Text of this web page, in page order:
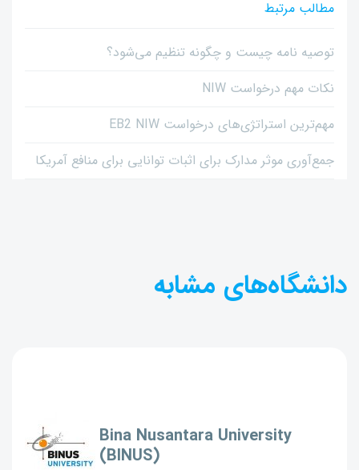
مطالب مرتبط
توصیه نامه چیست و چگونه تنظیم می‌شود؟
نکات مهم درخواست NIW
مهم‌ترین استراتژی‌های درخواست EB2 NIW
جمع‌آوری موثر مدارک برای اثبات توانایی برای منافع آمریکا
دانشگاه‌های مشابه
Bina Nusantara University
(BINUS)